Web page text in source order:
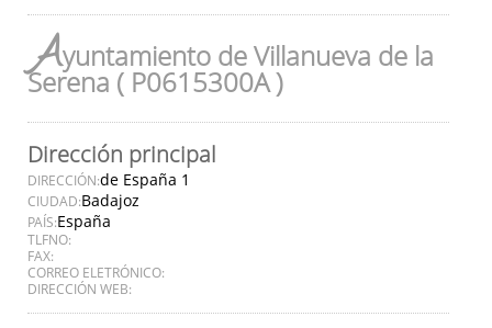
Ayuntamiento de Villanueva de la
Serena ( P0615300A )
Dirección principal
DIRECCIÓN:de España 1
CIUDAD:Badajoz
PAÍS:España
TLFNO:
FAX:
CORREO ELETRÓNICO:
DIRECCIÓN WEB: